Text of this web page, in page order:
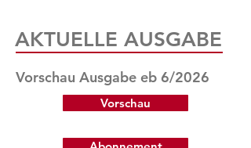
AKTUELLE AUSGABE
Vorschau Ausgabe eb 6/2026
Vorschau